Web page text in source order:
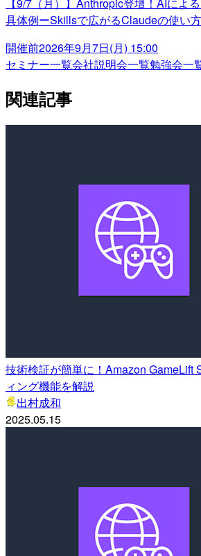
具体例ーSkillsで広がるClaudeの使い
開催前2026年9月7日(月) 15:00
セミナー一覧会社説明会一覧勉強会一
関連記事
技術検証が簡単に！Amazon GameLift
ィング機能を解説
出村成和
2025.05.15